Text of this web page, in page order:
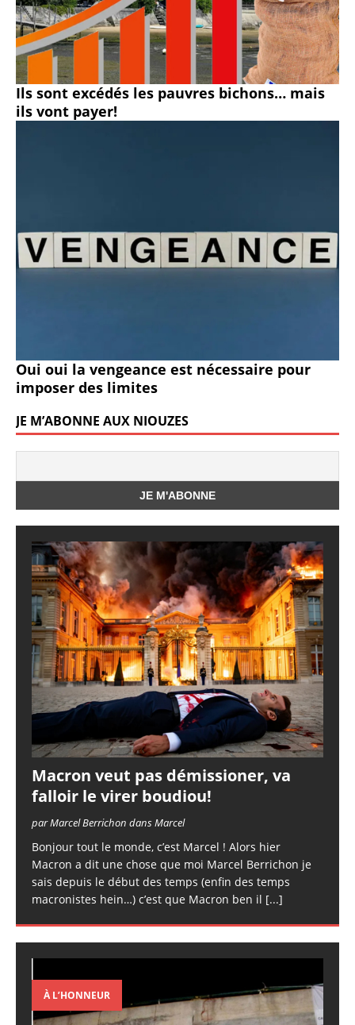
Ils sont excédés les pauvres bichons… mais
ils vont payer!
Oui oui la vengeance est nécessaire pour
imposer des limites
JE M’ABONNE AUX NIOUZES
Macron veut pas démissioner, va
falloir le virer boudiou!
par Marcel Berrichon dans Marcel
Bonjour tout le monde, c’est Marcel ! Alors hier
Macron a dit une chose que moi Marcel Berrichon je
sais depuis le début des temps (enfin des temps
macronistes hein…) c’est que Macron ben il [...]
À L’HONNEUR